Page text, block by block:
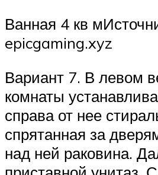
Ванная 4 кв
epicgaming.xyz
Вариант 7. В левом
комнаты
справа от нее
спрятанная за
над ней раковина.